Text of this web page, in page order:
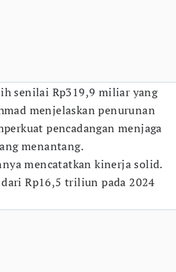
senilai Rp319,9 miliar yang
menjelaskan penurunan
pencadangan menjaga
menantang.
mencatatkan kinerja solid.
Rp16,5 triliun pada 2024